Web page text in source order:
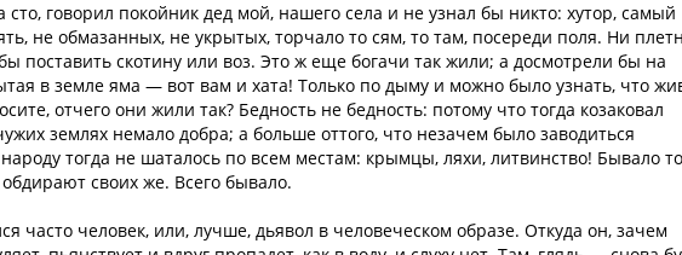
говорил покойник дед мой, нашего села и не узнал бы никто: хутор, самый
не обмазанных, не укрытых, торчало то сям, то там, посереди поля. Ни
поставить скотину или воз. Это ж еще богачи так жили; а досмотрели бы на
в земле яма — вот вам и хата! Только по дыму и можно было узнать, что
отчего они жили так? Бедность не бедность: потому что тогда козаковал
землях немало добра; а больше оттого, что незачем было заводиться
тогда не шаталось по всем местам: крымцы, ляхи, литвинство! Бывало
своих же. Всего бывало.
часто человек, или, лучше, дьявол в человеческом образе. Откуда он, зачем